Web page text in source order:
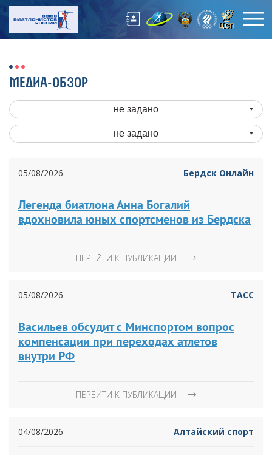
МЕДИА-ОБЗОР
не задано
не задано
05/08/2026 Бердск Онлайн
Легенда биатлона Анна Богалий
вдохновила юных спортсменов из Бердска
ПЕРЕЙТИ К ПУБЛИКАЦИИ
05/08/2026 ТАСС
Васильев обсудит с Минспортом вопрос
компенсации при переходах атлетов
внутри РФ
ПЕРЕЙТИ К ПУБЛИКАЦИИ
04/08/2026 Алтайский спорт